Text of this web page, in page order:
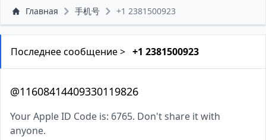
Главная 手机号 +1 2381500923
Последнее сообщение > +1 2381500923
@11608414409330119826
Your Apple ID Code is: 6765. Don't share it with
anyone.